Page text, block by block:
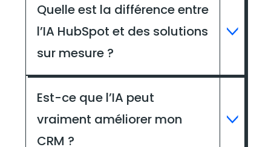
Quelle est la différence entre
l’IA HubSpot et des solutions
sur mesure ?
Est-ce que l’IA peut
vraiment améliorer mon
CRM ?